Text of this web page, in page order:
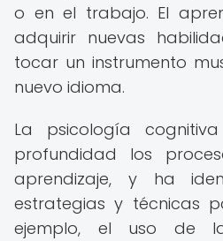
o en el trabajo. El
adquirir nuevas
tocar un instrumento
nuevo idioma.
La psicología
profundidad los
aprendizaje, y ha
estrategias y técnicas
ejemplo, el uso de